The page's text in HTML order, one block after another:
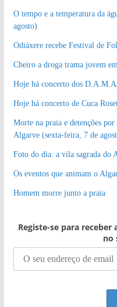
O tempo e a temperatura da
agosto)
Odiáxere recebe Festival de
Cheiro a droga trama jovem
Hoje há concerto dos
Hoje há concerto de Cuca
Morte na praia e detenções
Algarve (sexta-feira, 7 de
Foto do dia: a vila sagrada do
Os eventos que animam o
Homem morre junto a praia
Registe-se para
no